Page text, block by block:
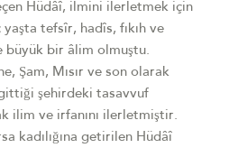
Hüdâî, ilmini ilerletmek için
tefsîr, hadîs, fıkıh ve
büyük bir âlim olmuştu.
Şam, Mısır ve son olarak
şehirdeki tasavvuf
ilim ve irfanını ilerletmiştir.
kadılığına getirilen Hüdâî